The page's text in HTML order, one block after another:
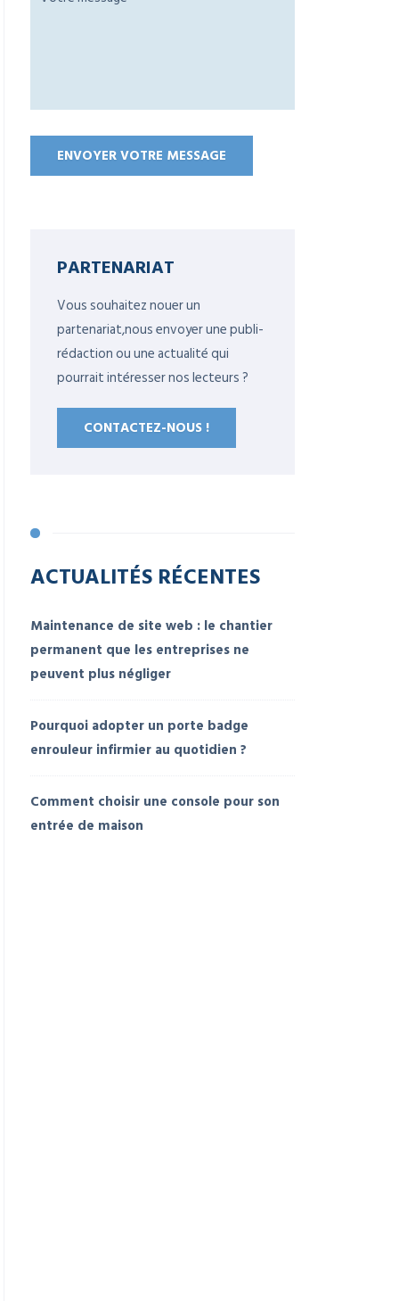
PARTENARIAT
Vous souhaitez nouer un
partenariat,nous envoyer une publi-
rédaction ou une actualité qui
pourrait intéresser nos lecteurs ?
CONTACTEZ-NOUS !
ACTUALITÉS RÉCENTES
Maintenance de site web : le chantier
permanent que les entreprises ne
peuvent plus négliger
Pourquoi adopter un porte badge
enrouleur infirmier au quotidien ?
Comment choisir une console pour son
entrée de maison